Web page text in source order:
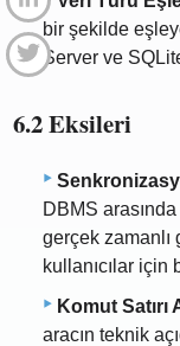
bir şekilde
Server ve
6.2 Eksileri
DBMS
gerçek
kullanıcılar için
Komut
aracın teknik